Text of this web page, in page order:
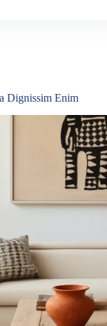
Dignissim Enim